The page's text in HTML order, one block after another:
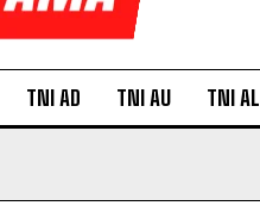
TNI AD TNI AU TNI AL